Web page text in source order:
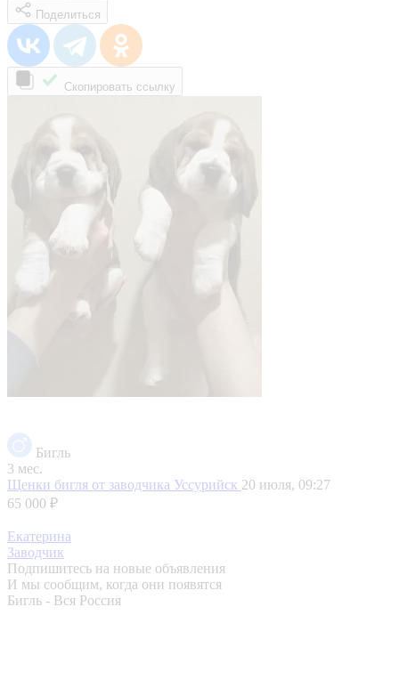
Поделиться
Скопировать ссылку
Бигль
3 мес.
Щенки бигля от заводчика Уссурийск 20 июля, 09:27
65 000 ₽
Екатерина
Заводчик
Подпишитесь на новые объявления
И мы сообщим, когда они появятся
Бигль - Вся Россия